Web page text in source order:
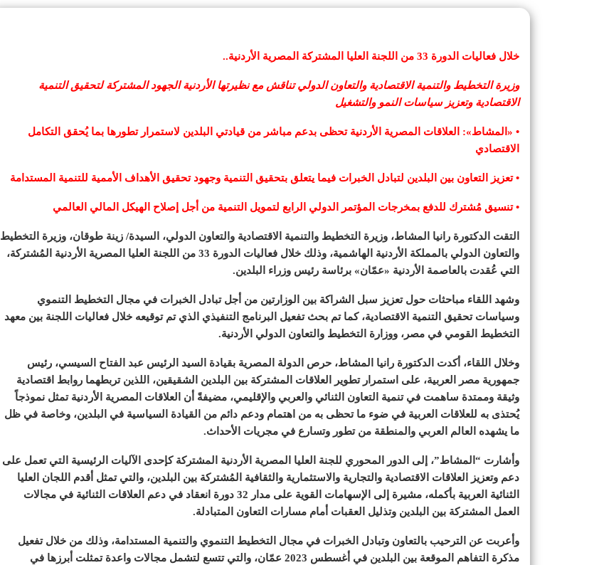
خلال فعاليات الدورة 33 من اللجنة العليا المشتركة المصرية الأردنية..
وزيرة التخطيط والتنمية الاقتصادية والتعاون الدولي تناقش مع نظيرتها الأردنية الجهود المشتركة لتحقيق التنمية
الاقتصادية وتعزيز سياسات النمو والتشغيل
• «المشاط»: العلاقات المصرية الأردنية تحظى بدعم مباشر من قيادتي البلدين لاستمرار تطورها بما يُحقق التكامل
الاقتصادي
• تعزيز التعاون بين البلدين لتبادل الخبرات فيما يتعلق بتحقيق التنمية وجهود تحقيق الأهداف الأممية للتنمية المستدامة
• تنسيق مُشترك للدفع بمخرجات المؤتمر الدولي الرابع لتمويل التنمية من أجل إصلاح الهيكل المالي العالمي
التقت الدكتورة رانيا المشاط، وزيرة التخطيط والتنمية الاقتصادية والتعاون الدولي، السيدة/ زينة طوقان، وزيرة التخطيط
والتعاون الدولي بالمملكة الأردنية الهاشمية، وذلك خلال فعاليات الدورة 33 من اللجنة العليا المصرية الأردنية المُشتركة،
التي عُقدت بالعاصمة الأردنية «عمّان» برئاسة رئيس وزراء البلدين.
وشهد اللقاء مباحثات حول تعزيز سبل الشراكة بين الوزارتين من أجل تبادل الخبرات في مجال التخطيط التنموي
وسياسات تحقيق التنمية الاقتصادية، كما تم بحث تفعيل البرنامج التنفيذي الذي تم توقيعه خلال فعاليات اللجنة بين معهد
التخطيط القومي في مصر، ووزارة التخطيط والتعاون الدولي الأردنية.
وخلال اللقاء، أكدت الدكتورة رانيا المشاط، حرص الدولة المصرية بقيادة السيد الرئيس عبد الفتاح السيسي، رئيس
جمهورية مصر العربية، على استمرار تطوير العلاقات المشتركة بين البلدين الشقيقين، اللذين تربطهما روابط اقتصادية
وثيقة وممتدة ساهمت في تنمية التعاون الثنائي والعربي والإقليمي، مضيفةً أن العلاقات المصرية الأردنية تمثل نموذجاً
يُحتذى به للعلاقات العربية في ضوء ما تحظى به من اهتمام ودعم دائم من القيادة السياسية في البلدين، وخاصة في ظل
ما يشهده العالم العربي والمنطقة من تطور وتسارع في مجريات الأحداث.
وأشارت “المشاط”، إلى الدور المحوري للجنة العليا المصرية الأردنية المشتركة كإحدى الآليات الرئيسية التي تعمل على
دعم وتعزيز العلاقات الاقتصادية والتجارية والاستثمارية والثقافية المُشتركة بين البلدين، والتي تمثل أقدم اللجان العليا
الثنائية العربية بأكمله، مشيرة إلى الإسهامات القوية على مدار 32 دورة انعقاد في دعم العلاقات الثنائية في مجالات
العمل المشتركة بين البلدين وتذليل العقبات أمام مسارات التعاون المتبادلة.
وأعربت عن الترحيب بالتعاون وتبادل الخبرات في مجال التخطيط التنموي والتنمية المستدامة، وذلك من خلال تفعيل
مذكرة التفاهم الموقعة بين البلدين في أغسطس 2023 عمّان، والتي تتسع لتشمل مجالات واعدة تمثلت أبرزها في